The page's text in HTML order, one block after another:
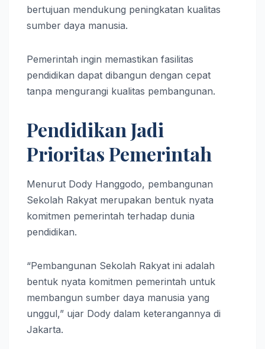
bertujuan mendukung peningkatan kualitas
sumber daya manusia.
Pemerintah ingin memastikan fasilitas
pendidikan dapat dibangun dengan cepat
tanpa mengurangi kualitas pembangunan.
Pendidikan Jadi
Prioritas Pemerintah
Menurut Dody Hanggodo, pembangunan
Sekolah Rakyat merupakan bentuk nyata
komitmen pemerintah terhadap dunia
pendidikan.
“Pembangunan Sekolah Rakyat ini adalah
bentuk nyata komitmen pemerintah untuk
membangun sumber daya manusia yang
unggul,” ujar Dody dalam keterangannya di
Jakarta.